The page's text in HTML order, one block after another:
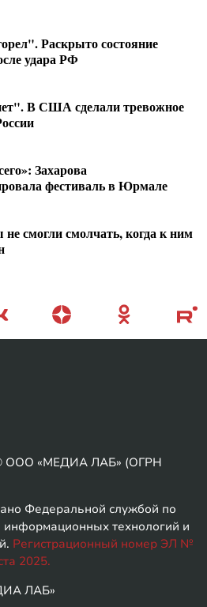
Раскрыто состояние
удара РФ
В США сделали тревожное
Захарова
фестиваль в Юрмале
смогли смолчать, когда к ним
ООО «МЕДИА ЛАБ» (ОГРН
Федеральной службой по
информационных технологий и
Регистрационный номер ЭЛ №
2025.
ЛАБ»